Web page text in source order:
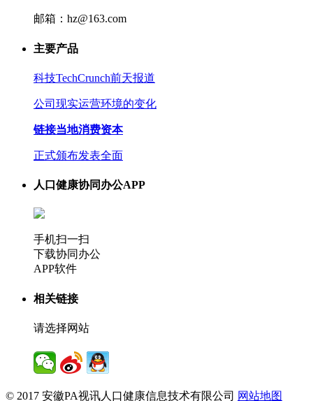
邮箱：hz@163.com
主要产品
科技TechCrunch前天报道
公司现实运营环境的变化
链接当地消费资本
正式颁布发表全面
人口健康协同办公APP
手机扫一扫
下载协同办公
APP软件
相关链接
请选择网站
© 2017 安徽PA视讯人口健康信息技术有限公司 网站地图